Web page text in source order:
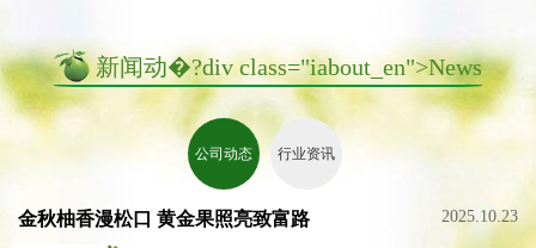
新闻动�?div class="iabout_en">News
公司动态 行业资讯
金秋柚香漫松口 黄金果照亮致富路 2025.10.23